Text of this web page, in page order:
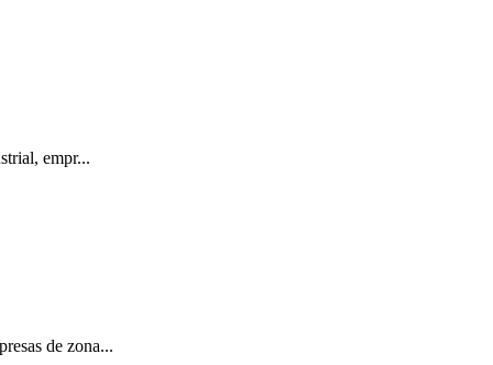
empr...
de zona...